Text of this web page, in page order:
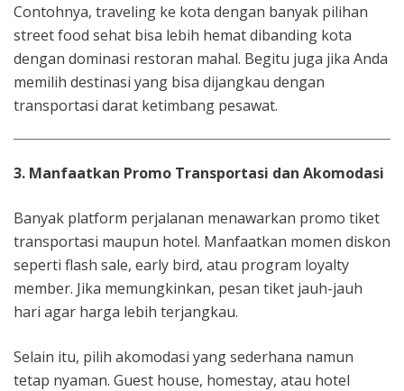
Contohnya, traveling ke kota dengan banyak pilihan
street food sehat bisa lebih hemat dibanding kota
dengan dominasi restoran mahal. Begitu juga jika Anda
memilih destinasi yang bisa dijangkau dengan
transportasi darat ketimbang pesawat.
3. Manfaatkan Promo Transportasi dan Akomodasi
Banyak platform perjalanan menawarkan promo tiket
transportasi maupun hotel. Manfaatkan momen diskon
seperti flash sale, early bird, atau program loyalty
member. Jika memungkinkan, pesan tiket jauh-jauh
hari agar harga lebih terjangkau.
Selain itu, pilih akomodasi yang sederhana namun
tetap nyaman. Guest house, homestay, atau hotel